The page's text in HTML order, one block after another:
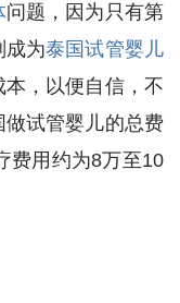
问题，因为只有第
成为泰国试管婴儿
，以便自信，不
试管婴儿的总费
费用约为8万至10